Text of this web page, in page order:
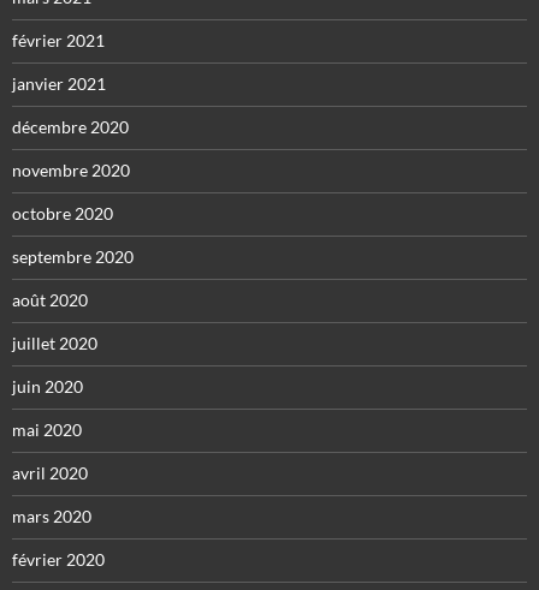
février 2021
janvier 2021
décembre 2020
novembre 2020
octobre 2020
septembre 2020
août 2020
juillet 2020
juin 2020
mai 2020
avril 2020
mars 2020
février 2020